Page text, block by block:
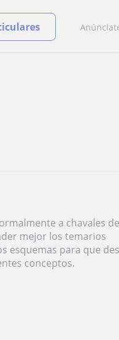
a chavales
mejor los temarios
esquemas para que
conceptos.